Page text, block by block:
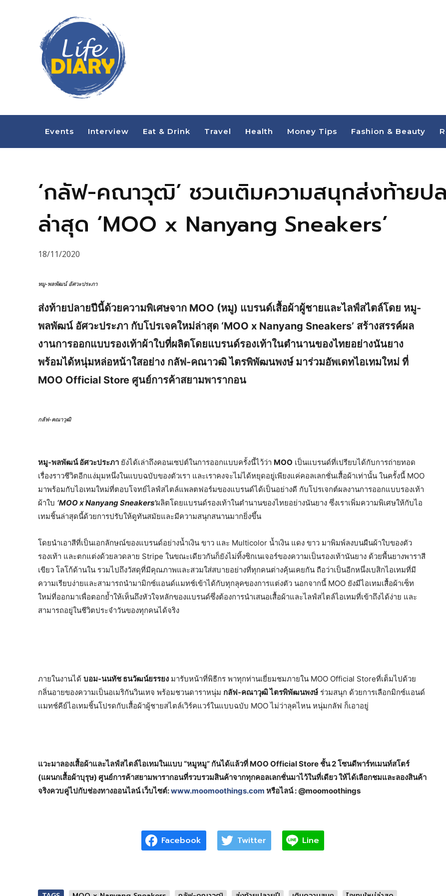
Events Interview Eat & Drink Travel Health Money Tips Fashion & Beauty
‘กลัฟ-คณาวุฒิ’ ชวนเติมความสนุกส่งท้ายป
ล่าสุด ‘MOO x Nanyang Sneakers’
18/11/2020
หมู-พลพัฒน์ อัศวะประภา
ส่งท้ายปลายปีนี้ด้วยความพิเศษจาก MOO (หมู) แบรนด์เสื้อผ้าผู้ชายและไลฟ์สไตล์โดย หมู-
พลพัฒน์ อัศวะประภา กับโปรเจคใหม่ล่าสุด ‘MOO x Nanyang Sneakers’ สร้างสรรค์ผล
งานการออกแบบรองเท้าผ้าใบที่ผลิตโดยแบรนด์รองเท้าในตำนานของไทยอย่างนันยาง
พร้อมได้หนุ่มหล่อหน้าใสอย่าง กลัฟ-คณาวฒิ ไตรพิพัฒนพงษ์ มาร่วมอัพเดทไอเทมใหม่ ที่
MOO Official Store ศูนย์การค้าสยามพารากอน
กลัฟ-คณาวุฒิ
หมู-พลพัฒน์ อัศวะประภา ยังได้เล่าถึงคอนเซปต์ในการออกแบบครั้งนี้ไว้ว่า MOO เป็นแบรนด์ที่เปรียบได้กับการถ่ายทอด
เรื่องราวชีวิตอีกแง่มุมหนึ่งในแบบฉบับของตัวเรา และเราคงจะไม่ได้หยุดอยู่เพียงแค่คอลเลกชั่นเสื้อผ้าเท่านั้น ในครั้งนี้ MOO
มาพร้อมกับไอเทมใหม่ที่ตอบโจทย์ไลฟ์สไตล์แพลตฟอร์มของแบรนด์ได้เป็นอย่างดี กับโปรเจกต์ผลงานการออกแบบรองเท้า
ผ้าใบ ‘MOO x Nanyang Sneakers’ผลิตโดยแบรนด์รองเท้าในตำนานของไทยอย่างนันยาง ซึ่งเราเพิ่มความพิเศษให้กับไอ
เทมชิ้นล่าสุดนี้ด้วยการปรับให้ดูทันสมัยและมีความสนุกสนานมากยิ่งขึ้น
โดยนำเอาสีที่เป็นเอกลักษณ์ของแบรนด์อย่างน้ำเงิน ขาว และ Multicolor น้ำเงิน แดง ขาว มาพิมพ์ลงบนผืนผ้าใบของตัว
รองเท้า และตกแต่งด้วยลวดลาย Stripe ในขณะเดียวกันก็ยังไม่ทิ้งซิกเนเจอร์ของความเป็นรองเท้านันยาง ด้วยพื้นยางพาราสี
เขียว โลโก้ด้านใน รวมไปถึงวัสดุที่มีคุณภาพและสวมใส่สบายอย่างที่ทุกคนต่างคุ้นเคยกัน ถือว่าเป็นอีกหนึ่งเบสิกไอเทมที่มี
ความเรียบง่ายและสามารถนำมามิกซ์แอนด์แมทช์เข้าได้กับทุกลุคของการแต่งตัว นอกจากนี้ MOO ยังมีไอเทมเสื้อผ้าเซ็ท
ใหม่ที่ออกมาเพื่อตอกย้ำให้เห็นถึงหัวใจหลักของแบรนด์ซึ่งต้องการนำเสนอเสื้อผ้าและไลฟ์สไตล์ไอเทมที่เข้าถึงได้ง่าย และ
สามารถอยู่ในชีวิตประจำวันของทุกคนได้จริง
ภายในงานได้ บอม-นนทัช ธนวัฒน์ยรรยง มารับหน้าที่พิธีกร พาทุกท่านเยี่ยมชมภายใน MOO Official Storeที่เต็มไปด้วย
กลิ่นอายของความเป็นอเมริกันวินเทจ พร้อมชวนดาราหนุ่ม กลัฟ-คณาวุฒิ ไตรพิพัฒนพงษ์ ร่วมสนุก ด้วยการเลือกมิกซ์แอนด์
แมทช์คีย์ไอเทมชิ้นโปรดกับเสื้อผ้าผู้ชายสไตล์เวิร์คแวร์ในแบบฉบับ MOO ไม่ว่าลุคไหน หนุ่มกลัฟ ก็เอาอยู่
แวะมาลองเสื้อผ้าและไลฟ์สไตล์ไอเทมในแบบ “หมูหมู” กันได้แล้วที่ MOO Official Store ชั้น 2 โซนดีพาร์ทเมนท์สโตร์
(แผนกเสื้อผ้าบุรุษ) ศูนย์การค้าสยามพารากอนที่รวบรวมสินค้าจากทุกคอลเลกชั่นมาไว้ในที่เดียว ให้ได้เลือกชมและลองสินค้า
จริงควบคู่ไปกับช่องทางออนไลน์ เว็บไซต์:www.moomoothings.com หรือไลน์ : @moomoothings
Facebook Twitter Line